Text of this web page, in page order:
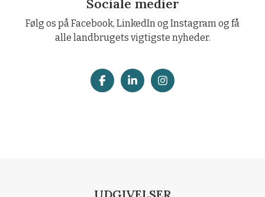
Sociale medier
Følg os på Facebook, LinkedIn og Instagram og få
alle landbrugets vigtigste nyheder.